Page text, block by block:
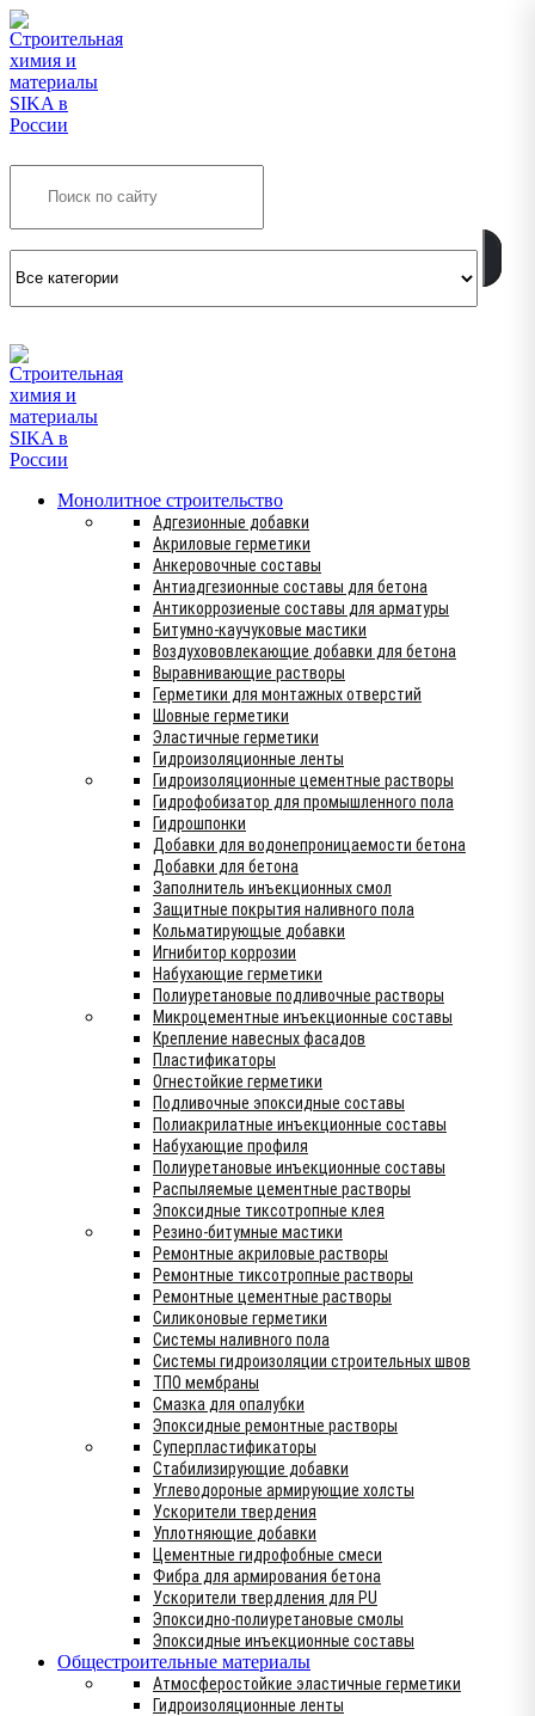
Монолитное строительство
Адгезионные добавки
Акриловые герметики
Анкеровочные составы
Антиадгезионные составы для бетона
Антикоррозиеные составы для арматуры
Битумно-каучуковые мастики
Воздухововлекающие добавки для бетона
Выравнивающие растворы
Герметики для монтажных отверстий
Шовные герметики
Эластичные герметики
Гидроизоляционные ленты
Гидроизоляционные цементные растворы
Гидрофобизатор для промышленного пола
Гидрошпонки
Добавки для водонепроницаемости бетона
Добавки для бетона
Заполнитель инъекционных смол
Защитные покрытия наливного пола
Кольматирующые добавки
Игнибитор коррозии
Набухающие герметики
Полиуретановые подливочные растворы
Микроцементные инъекционные составы
Крепление навесных фасадов
Пластификаторы
Огнестойкие герметики
Подливочные эпоксидные составы
Полиакрилатные инъекционные составы
Набухающие профиля
Полиуретановые инъекционные составы
Распыляемые цементные растворы
Эпоксидные тиксотропные клея
Резино-битумные мастики
Ремонтные акриловые растворы
Ремонтные тиксотропные растворы
Ремонтные цементные растворы
Силиконовые герметики
Системы наливного пола
Системы гидроизоляции строительных швов
ТПО мембраны
Смазка для опалубки
Эпоксидные ремонтные растворы
Суперпластификаторы
Стабилизирующие добавки
Углеводороные армирующие холсты
Ускорители твердения
Уплотняющие добавки
Цементные гидрофобные смеси
Фибра для армирования бетона
Ускорители твердления для PU
Эпоксидно-полиуретановые смолы
Эпоксидные инъекционные составы
Общестроительные материалы
Атмосферостойкие эластичные герметики
Гидроизоляционные ленты